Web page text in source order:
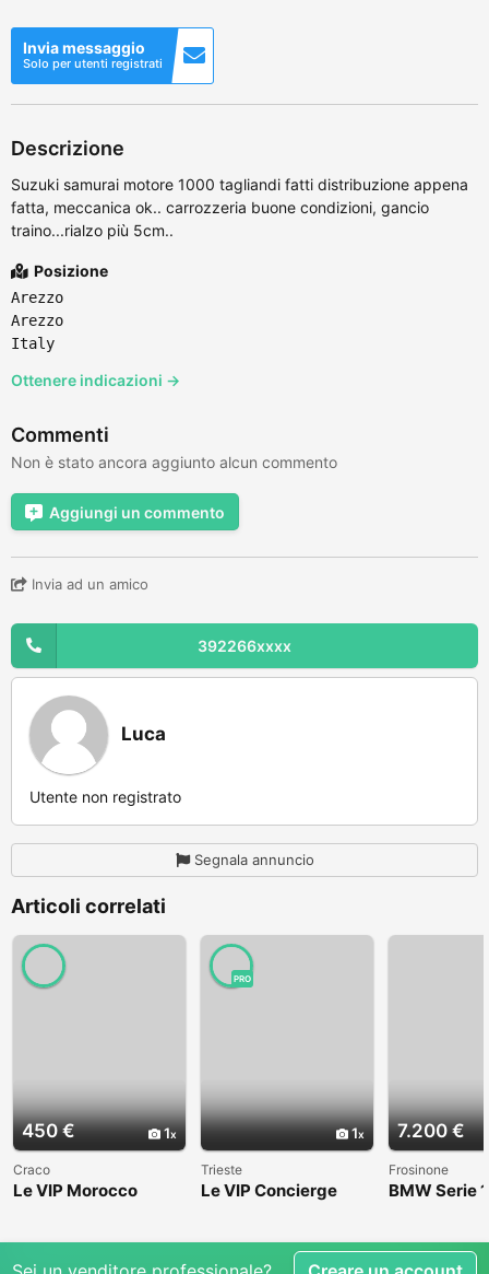
Invia messaggio
Solo per utenti registrati
Descrizione
Suzuki samurai motore 1000 tagliandi fatti distribuzione appena
fatta, meccanica ok.. carrozzeria buone condizioni, gancio
traino...rialzo più 5cm..
Posizione
Arezzo
Arezzo
Italy
Ottenere indicazioni →
Commenti
Non è stato ancora aggiunto alcun commento
Aggiungi un commento
Invia ad un amico
392266xxxx
Luca
Utente non registrato
Segnala annuncio
Articoli correlati
450 € 1
Craco
Le VIP Morocco
1
PRO
Trieste
Le VIP Concierge
7.200 €
Frosinone
BMW Serie